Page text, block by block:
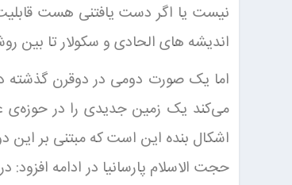
نیست یا اگر دست یافتنی هست
اندیشه های الحادی و سکولار تا بین
اما یک صورت دومی در دوقرن گذشته
می‌کند یک زمین جدیدی را در حوزه‌ی
اشکال بنده این است که مبتنی بر این
حجت الاسلام پارسانیا در ادامه